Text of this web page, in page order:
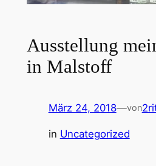
Ausstellung
in Malstoff
März 24, 2018—von
in Uncategorized